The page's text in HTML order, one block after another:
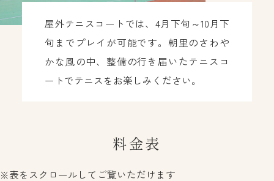
屋外テニスコートでは、4月下旬～10月下
旬までプレイが可能です。朝里のさわや
かな風の中、整備の行き届いたテニスコ
ートでテニスをお楽しみください。
料金表